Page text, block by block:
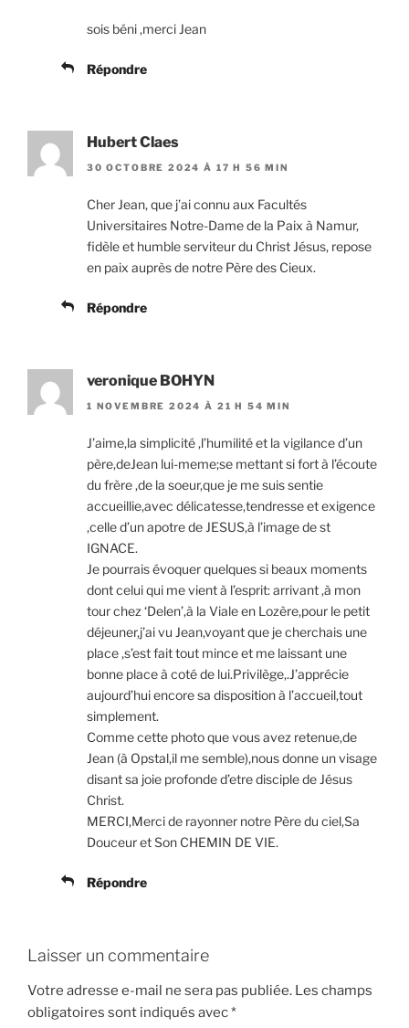
sois béni ,merci Jean
Répondre
Hubert Claes
30 OCTOBRE 2024 À 17 H 56 MIN
Cher Jean, que j’ai connu aux Facultés
Universitaires Notre-Dame de la Paix à Namur,
fidèle et humble serviteur du Christ Jésus, repose
en paix auprès de notre Père des Cieux.
Répondre
veronique BOHYN
1 NOVEMBRE 2024 À 21 H 54 MIN
J’aime,la simplicité ,l’humilité et la vigilance d’un
père,deJean lui-meme;se mettant si fort à l’écoute
du frère ,de la soeur,que je me suis sentie
accueillie,avec délicatesse,tendresse et exigence
,celle d’un apotre de JESUS,à l’image de st
IGNACE.
Je pourrais évoquer quelques si beaux moments
dont celui qui me vient à l’esprit: arrivant ,à mon
tour chez ‘Delen’,à la Viale en Lozère,pour le petit
déjeuner,j’ai vu Jean,voyant que je cherchais une
place ,s’est fait tout mince et me laissant une
bonne place à coté de lui.Privilège,.J’apprécie
aujourd’hui encore sa disposition à l’accueil,tout
simplement.
Comme cette photo que vous avez retenue,de
Jean (à Opstal,il me semble),nous donne un visage
disant sa joie profonde d’etre disciple de Jésus
Christ.
MERCI,Merci de rayonner notre Père du ciel,Sa
Douceur et Son CHEMIN DE VIE.
Répondre
Laisser un commentaire
Votre adresse e-mail ne sera pas publiée. Les champs
obligatoires sont indiqués avec*